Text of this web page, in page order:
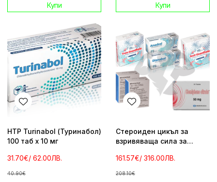
Купи Купи
HTP Turinabol (Туринабол)
100 таб x 10 мг
31.70€/ 62.00ЛВ.
40.90€
Стероиден цикъл за
взривяваща сила за
напреднали
161.57€/ 316.00ЛВ.
208.10€